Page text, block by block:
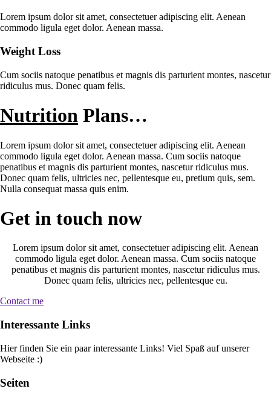
Lorem ipsum dolor sit amet, consectetuer adipiscing elit. Aenean
commodo ligula eget dolor. Aenean massa.
Weight Loss
Cum sociis natoque penatibus et magnis dis parturient montes, nascetur
ridiculus mus. Donec quam felis.
Nutrition Plans…
Lorem ipsum dolor sit amet, consectetuer adipiscing elit. Aenean
commodo ligula eget dolor. Aenean massa. Cum sociis natoque
penatibus et magnis dis parturient montes, nascetur ridiculus mus.
Donec quam felis, ultricies nec, pellentesque eu, pretium quis, sem.
Nulla consequat massa quis enim.
Get in touch now
Lorem ipsum dolor sit amet, consectetuer adipiscing elit. Aenean
commodo ligula eget dolor. Aenean massa. Cum sociis natoque
penatibus et magnis dis parturient montes, nascetur ridiculus mus.
Donec quam felis, ultricies nec, pellentesque eu.
Contact me
Interessante Links
Hier finden Sie ein paar interessante Links! Viel Spaß auf unserer
Webseite :)
Seiten